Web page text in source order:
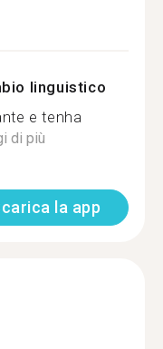
linguistico
e tenha
di più
la app